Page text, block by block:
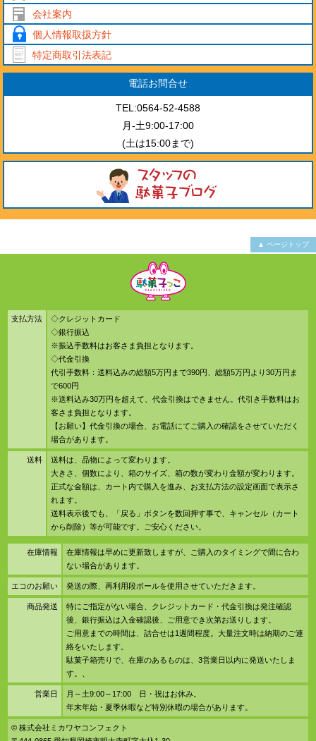
会社案内
個人情報取扱方針
特定商取引法表記
電話お問合せ
TEL:0564-52-4588
月-土9:00-17:00
(土は15:00まで)
▲ ページトップ
支払方法
◇クレジットカード
◇銀行振込
※振込手数料はお客さま負担となります。
◇代金引換
代引手数料：送料込みの総額5万円まで390円、総額5万円より30万円ま
で600円
※送料込み30万円を超えて、代金引換はできません。代引き手数料はお
客さま負担となります。
【お願い】代金引換の場合、お電話にてご購入の確認をさせていただく
場合があります。
送料
送料は、品物によって変わります。
大きさ、個数により、箱のサイズ、箱の数が変わり金額が変わります。
正式な金額は、カート内で購入を進み、お支払方法の設定画面で表示さ
れます。
送料表示後でも、「戻る」ボタンを数回押す事で、キャンセル（カート
から削除）等が可能です。ご安心ください。
在庫情報
在庫情報は早めに更新致しますが、ご購入のタイミングで間に合わ
ない場合があります。
エコのお願い 発送の際、再利用段ボールを使用させていただきます。
商品発送
特にご指定がない場合、クレジットカード・代金引換は発注確認
後、銀行振込は入金確認後、ご用意でき次第お送りします。
ご用意までの時間は、詰合せは1週間程度。大量注文時は納期のご連
絡をいたします。
駄菓子箱売りで、在庫のあるものは、3営業日以内に発送いたしま
す。、
営業日
月～土9:00～17:00 日・祝はお休み。
年末年始・夏季休暇など特別休暇の場合があります。
© 株式会社ミカワヤコンフェクト